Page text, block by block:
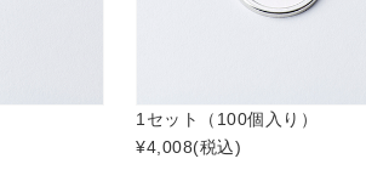
1セット（100個入り）
¥4,008(税込)